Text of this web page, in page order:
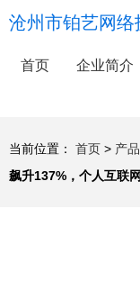
沧州市铂艺网络
首页 企业简介
当前位置： 首页 > 产
飙升137%，个人互联